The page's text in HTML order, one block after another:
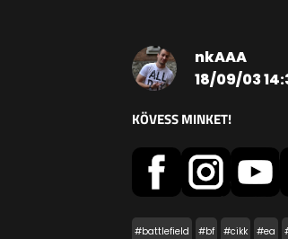
nkAAA
18/09/03
KÖVESS MINKET!
#battlefield #bf #cikk #ea